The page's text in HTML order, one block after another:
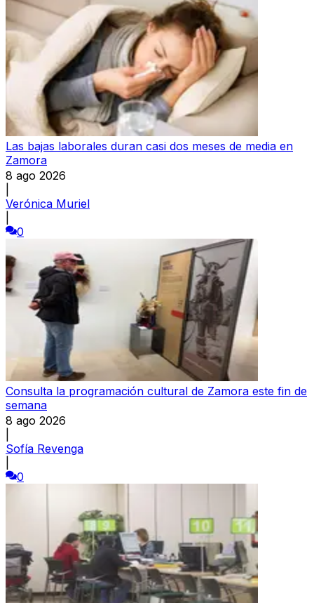
Las bajas laborales duran casi dos meses de media en
Zamora
8 ago 2026
Verónica Muriel
0
Consulta la programación cultural de Zamora este fin de
semana
8 ago 2026
Sofía Revenga
0